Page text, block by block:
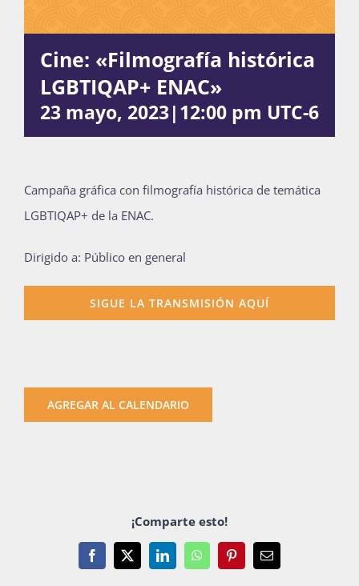
Actividades
La Boletina
Blog
Recursos
Súmate
Publicaciones
Cine: «Filmografía histórica
LGBTIQAP+ ENAC»
23 mayo, 2023|12:00 pm UTC-6
Campaña gráfica con filmografía histórica de temática
LGBTIQAP+ de la ENAC.
Dirigido a: Público en general
SIGUE LA TRANSMISIÓN AQUÍ
AGREGAR AL CALENDARIO
¡Comparte esto!
Facebook
X LinkedInWhatsAppPinterestEmail